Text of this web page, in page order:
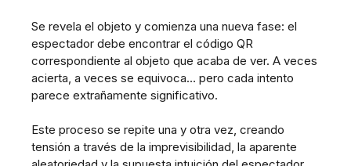
Se revela el objeto y comienza una nueva fase: el
espectador debe encontrar el código QR
correspondiente al objeto que acaba de ver. A veces
acierta, a veces se equivoca… pero cada intento
parece extrañamente significativo.
Este proceso se repite una y otra vez, creando
tensión a través de la imprevisibilidad, la aparente